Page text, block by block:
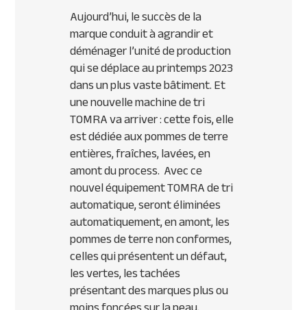
Aujourd’hui, le succès de la
marque conduit à agrandir et
déménager l’unité de production
qui se déplace au printemps 2023
dans un plus vaste bâtiment. Et
une nouvelle machine de tri
TOMRA va arriver : cette fois, elle
est dédiée aux pommes de terre
entières, fraîches, lavées, en
amont du process. Avec ce
nouvel équipement TOMRA de tri
automatique, seront éliminées
automatiquement, en amont, les
pommes de terre non conformes,
celles qui présentent un défaut,
les vertes, les tachées
présentant des marques plus ou